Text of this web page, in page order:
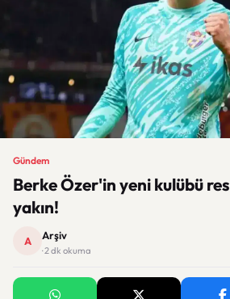
Gündem
Berke Özer'in yeni kulübü
yakın!
A Arşiv
· 2 dk okuma